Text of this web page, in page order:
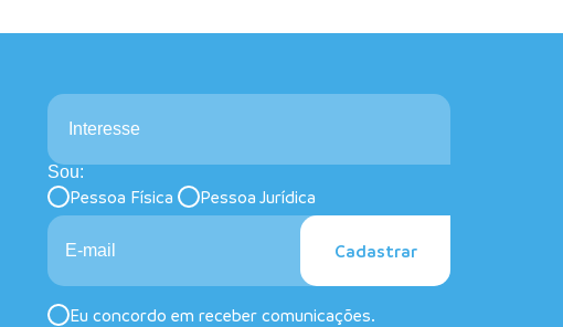
Interesse
Sou:
Pessoa Física Pessoa Jurídica
Cadastrar
Eu concordo em receber comunicações.